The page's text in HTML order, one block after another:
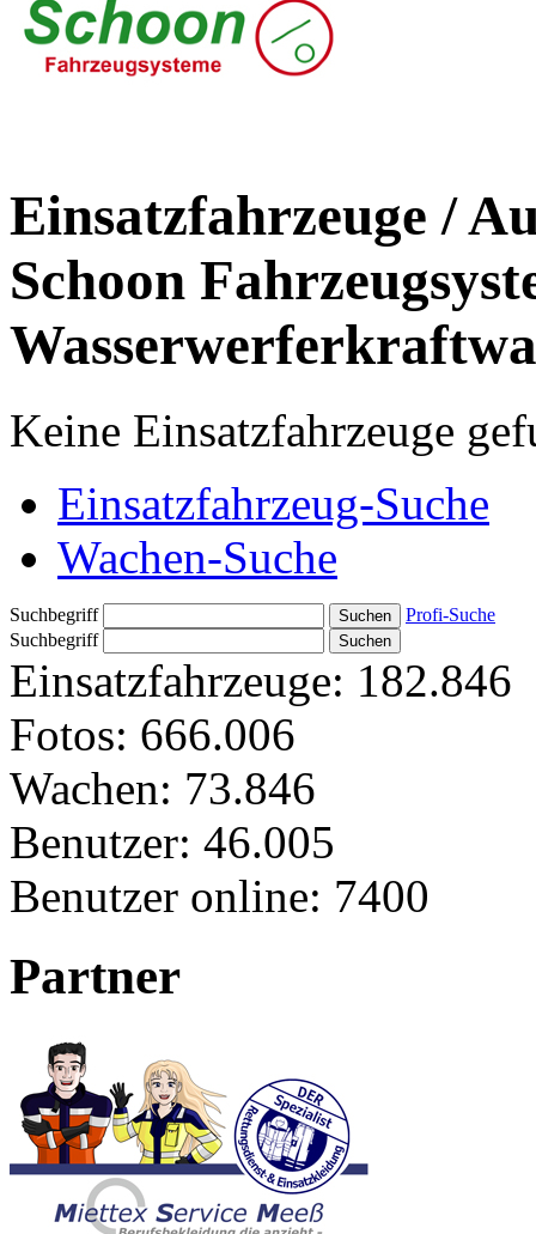
Einsatzfahrzeuge /
Schoon
Keine Einsatzfahrzeuge
Einsatzfahrzeug-Suche
Wachen-Suche
Suchbegriff
Profi-Suche
Suchbegriff
Einsatzfahrzeuge: 182.846
Fotos: 666.006
Wachen: 73.846
Benutzer: 46.005
Benutzer online: 7400
Partner